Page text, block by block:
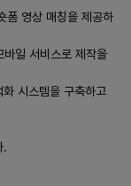
.
화.
케팅.
.
로 자리잡고 성
폼 영상 매칭을 제공하
일 서비스로 제작을
시스템을 구축하고
.